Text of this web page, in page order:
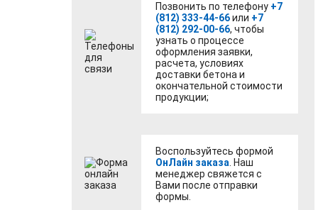
Позвонить по телефону +7
(812) 333-44-66или +7
(812) 292-00-66, чтобы
узнать о процессе
оформления заявки,
расчета, условиях
доставки бетона и
окончательной стоимости
продукции;
Воспользуйтесь формой
ОнЛайн заказа . Наш
менеджер свяжется с
Вами после отправки
формы.